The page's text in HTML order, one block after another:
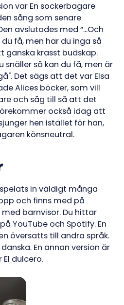
var En sockerbagare
sång som senare
avslutades med “...Och
få, men har du inga så
ganska krasst budskap.
snäller så kan du få, men är
Det sägs att det var Elsa
Alices böcker, som vill
och såg till så att det
också idag att
hen istället för han,
könsneutral.
in väldigt många
och finns med på
barnvisor. Du hittar
YouTube och Spotify. En
översatts till andra språk.
En annan version är
dulcero.